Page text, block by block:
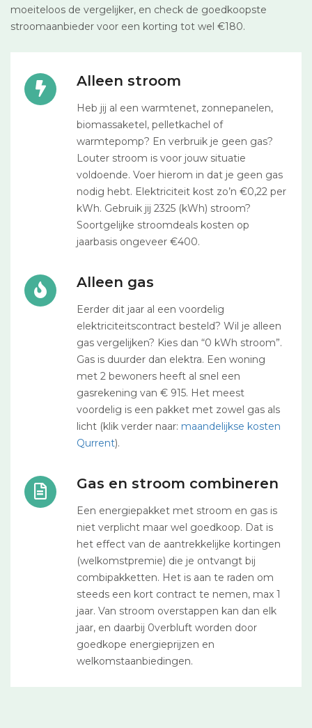
moeiteloos de vergelijker, en check de goedkoopste
stroomaanbieder voor een korting tot wel €180.
Alleen stroom
Heb jij al een warmtenet, zonnepanelen,
biomassaketel, pelletkachel of
warmtepomp? En verbruik je geen gas?
Louter stroom is voor jouw situatie
voldoende. Voer hierom in dat je geen gas
nodig hebt. Elektriciteit kost zo’n €0,22 per
kWh. Gebruik jij 2325 (kWh) stroom?
Soortgelijke stroomdeals kosten op
jaarbasis ongeveer €400.
Alleen gas
Eerder dit jaar al een voordelig
elektriciteitscontract besteld? Wil je alleen
gas vergelijken? Kies dan “0 kWh stroom”.
Gas is duurder dan elektra. Een woning
met 2 bewoners heeft al snel een
gasrekening van € 915. Het meest
voordelig is een pakket met zowel gas als
licht (klik verder naar: maandelijkse kosten
Qurrent).
Gas en stroom combineren
Een energiepakket met stroom en gas is
niet verplicht maar wel goedkoop. Dat is
het effect van de aantrekkelijke kortingen
(welkomstpremie) die je ontvangt bij
combipakketten. Het is aan te raden om
steeds een kort contract te nemen, max 1
jaar. Van stroom overstappen kan dan elk
jaar, en daarbij 0verbluft worden door
goedkope energieprijzen en
welkomstaanbiedingen.